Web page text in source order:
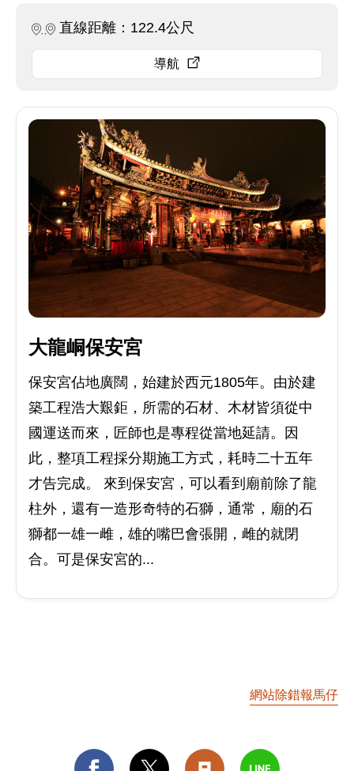
直線距離：122.4公尺
導航
大龍峒保安宮
保安宮佔地廣闊，始建於西元1805年。由於建
築工程浩大艱鉅，所需的石材、木材皆須從中
國運送而來，匠師也是專程從當地延請。因
此，整項工程採分期施工方式，耗時二十五年
才告完成。 來到保安宮，可以看到廟前除了龍
柱外，還有一造形奇特的石獅，通常，廟的石
獅都一雄一雌，雄的嘴巴會張開，雌的就閉
合。可是保安宮的...
網站除錯報馬仔